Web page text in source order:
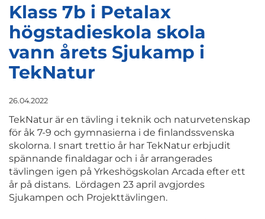
Klass 7b i Petalax
högstadieskola skola
vann årets Sjukamp i
TekNatur
26.04.2022
TekNatur är en tävling i teknik och naturvetenskap
för åk 7-9 och gymnasierna i de finlandssvenska
skolorna. I snart trettio år har TekNatur erbjudit
spännande finaldagar och i år arrangerades
tävlingen igen på Yrkeshögskolan Arcada efter ett
år på distans. Lördagen 23 april avgjordes
Sjukampen och Projekttävlingen.